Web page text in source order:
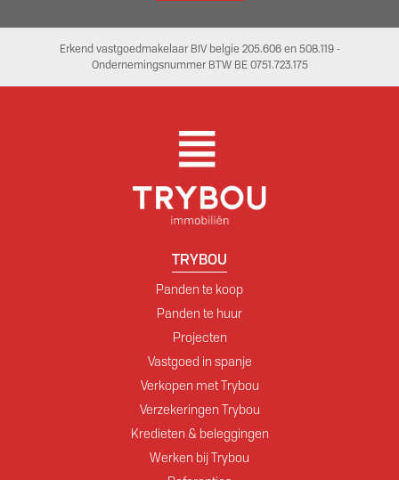
Erkend vastgoedmakelaar BIV belgie 205.606 en 508.119 -
Ondernemingsnummer BTW BE 0751.723.175
TRYBOU
Panden te koop
Panden te huur
Projecten
Vastgoed in spanje
Verkopen met Trybou
Verzekeringen Trybou
Kredieten & beleggingen
Werken bij Trybou